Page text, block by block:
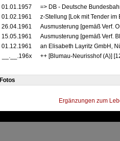
01.01.1957
=> DB - Deutsche
01.02.1961
z-Stellung [Lok mit Tender im
26.04.1961
Ausmusterung [gemäß Verf.
15.05.1961
Ausmusterung [gemäß Verf.
01.12.1961
an Elisabeth Layritz GmbH,
__.__.196x
++ [Blumau-Neurisshof (A)]
Fotos
Ergänzungen zum